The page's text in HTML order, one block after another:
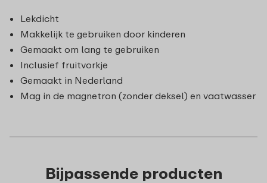
Lekdicht
Makkelijk te gebruiken door kinderen
Gemaakt om lang te gebruiken
Inclusief fruitvorkje
Gemaakt in Nederland
Mag in de magnetron (zonder deksel) en vaatwasser
Bijpassende producten